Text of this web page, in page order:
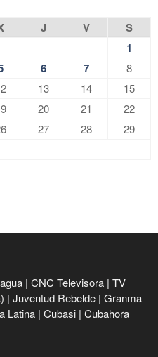
J V
S
1
6 7
8
13 14
15
20 21
22
27 28
29
| CNC Televisora | TV
| Juventud Rebelde | Granma
Latina | Cubasi | Cubahora